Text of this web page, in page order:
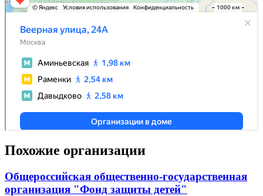
Похожие организации
Общероссийская общественно-государственная
организация "Фонд защиты детей"